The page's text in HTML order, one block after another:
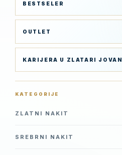
BESTSELER
OUTLET
KARIJERA U ZLATARI JOVAN
KATEGORIJE
ZLATNI NAKIT
SREBRNI NAKIT